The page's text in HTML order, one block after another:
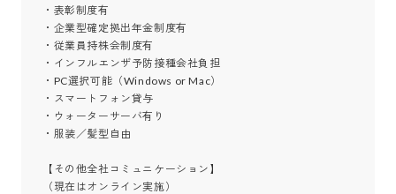
・表彰制度有
・企業型確定拠出年金制度有
・従業員持株会制度有
・インフルエンザ予防接種会社負担
・PC選択可能（Windows or Mac）
・スマートフォン貸与
・ウォーターサーバ有り
・服装／髪型自由
【その他全社コミュニケーション】
（現在はオンライン実施）